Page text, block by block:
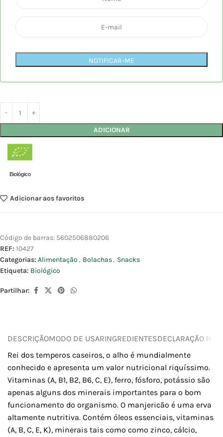
NOTIFICAR-ME
ADICIONAR
Biológico
Adicionar aos favoritos
Código de barras: 5602506880206
REF: 10427
Categorias: Alimentação , Bolachas, Snacks
Etiqueta: Biológico
Partilhar:
DESCRIÇÃOMODO DE USARINGREDIENTESDECLARAÇÃO
Rei dos temperos caseiros, o alho é mundialmente
conhecido e apresenta um valor nutricional riquíssimo.
Vitaminas (A, B1, B2, B6, C, E), ferro, fósforo, potássio são
apenas alguns dos minerais importantes para o bom
funcionamento do organismo. O manjericão é uma erva
altamente nutritiva. Contém óleos essenciais, vitaminas
(A, B, C, E, K), minerais tais como como zinco, cálcio,